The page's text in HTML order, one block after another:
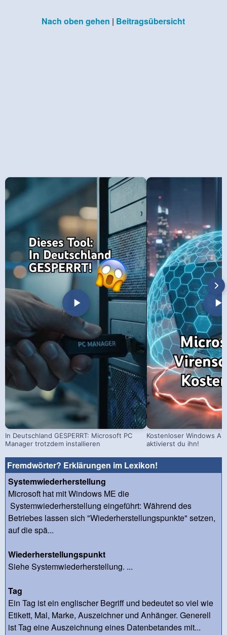
Nach oben gehen | Beitragsübersicht
In Deutschland GESPERRT: Microsoft PC
Manager trotzdem installieren
Kostenloser Windows
aktivierst du ihn!
Fremdwörter? Erklärungen im Lexikon!
Systemwiederherstellung
Microsoft hat mit Windows ME die
Systemwiederherstellung eingeführt: Während des
Betriebes lassen sich "Wiederherstellungspunkte" setzen,
auf die spä...
Wiederherstellungspunkt
Siehe Systemwiederherstellung. ...
Tag
Ein Tag ist ein englischer Begriff und bedeutet so viel wie
Etikett, Mal, Marke, Auszeichner und Anhänger. Generell
ist Tag eine Auszeichnung eines Datenbetandes mit...